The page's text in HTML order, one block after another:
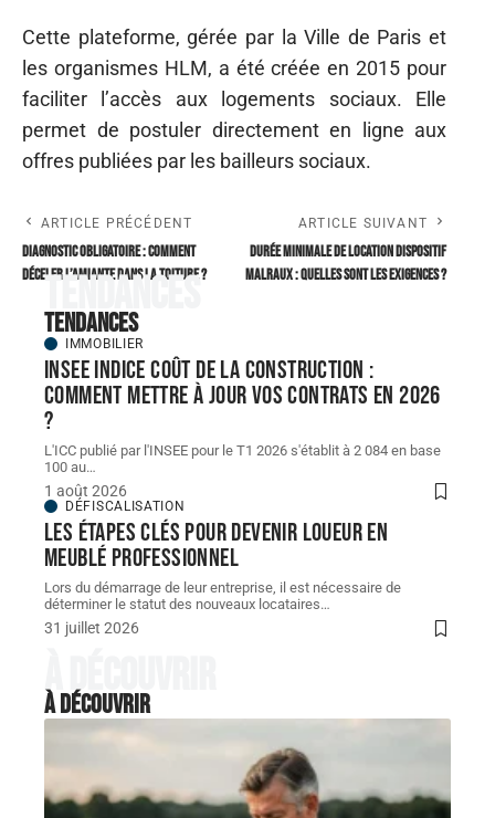
Cette plateforme, gérée par la Ville de Paris et
les organismes HLM, a été créée en 2015 pour
faciliter l’accès aux logements sociaux. Elle
permet de postuler directement en ligne aux
offres publiées par les bailleurs sociaux.
ARTICLE PRÉCÉDENT
Diagnostic obligatoire : comment
déceler l’amiante dans la toiture ?
ARTICLE SUIVANT
Durée minimale de location dispositif
Malraux : quelles sont les exigences ?
Tendances
Tendances
IMMOBILIER
INSEE indice coût de la construction :
comment mettre à jour vos contrats en 2026
?
L'ICC publié par l'INSEE pour le T1 2026 s'établit à 2 084 en base
100 au…
1 août 2026
DÉFISCALISATION
Les étapes clés pour devenir loueur en
meublé professionnel
Lors du démarrage de leur entreprise, il est nécessaire de
déterminer le statut des nouveaux locataires…
31 juillet 2026
À découvrir
À découvrir